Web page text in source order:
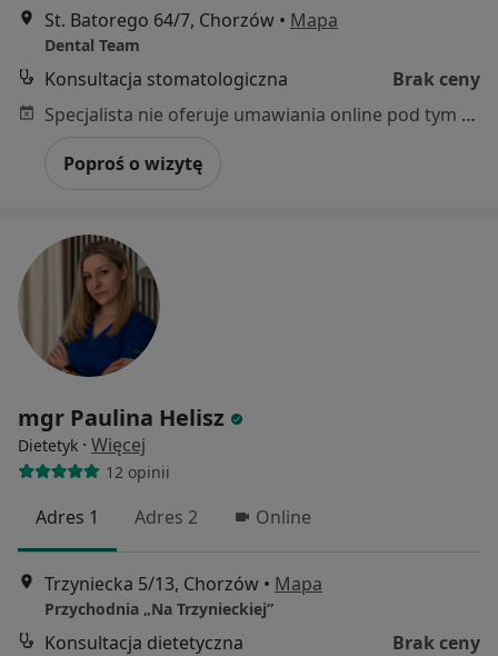
St. Batorego 64/7, Chorzów • Mapa
Dental Team
Konsultacja stomatologiczna
Brak ceny
Specjalista nie oferuje umawiania online pod tym adresem.
Poproś o wizytę
mgr Paulina Helisz
Dietetyk · Więcej
12 opinii
Adres 1 Adres 2 Online
Trzyniecka 5/13, Chorzów • Mapa
Przychodnia „Na Trzynieckiej”
Konsultacja dietetyczna
Brak ceny